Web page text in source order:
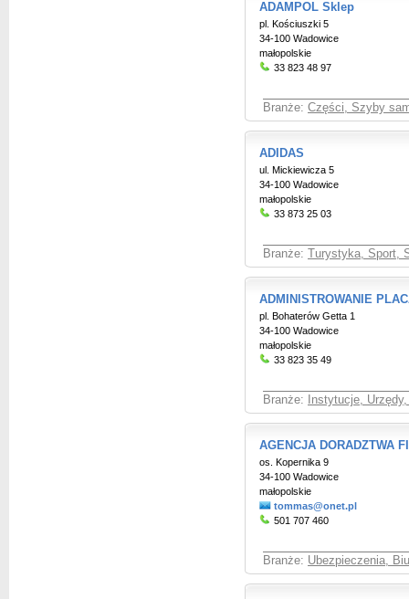
ADAMPOL Sklep
pl. Kościuszki 5
34-100 Wadowice
małopolskie
33 823 48 97
Branże: Części, Szyby
ADIDAS
ul. Mickiewicza 5
34-100 Wadowice
małopolskie
33 873 25 03
Branże: Turystyka, Sport,
ADMINISTROWANIE
pl. Bohaterów Getta 1
34-100 Wadowice
małopolskie
33 823 35 49
Branże: Instytucje,
AGENCJA DORADZTWA
os. Kopernika 9
34-100 Wadowice
małopolskie
tommas@onet.pl
501 707 460
Branże: Ubezpieczenia,